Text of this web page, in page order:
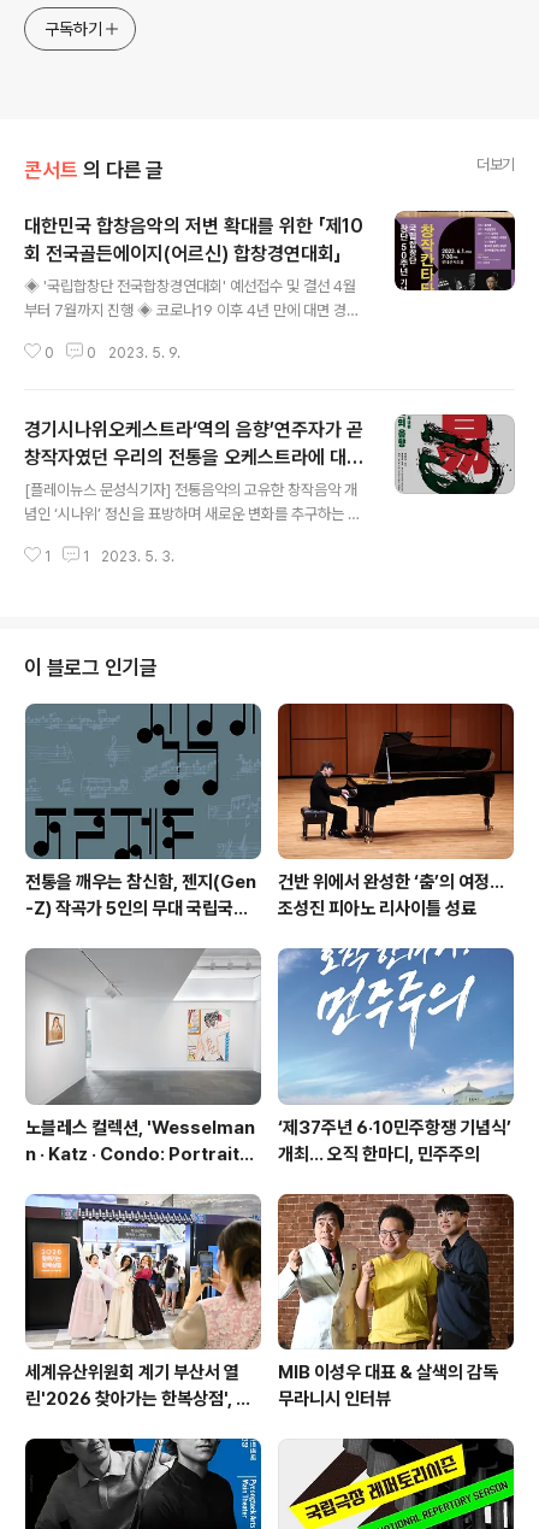
구독하기
콘서트 의 다른 글 더보기
대한민국 합창음악의 저변 확대를 위한 「제10
회 전국골든에이지(어르신) 합창경연대회」
◈ '국립합창단 전국합창경연대회' 예선접수 및 결선 4월
부터 7월까지 진행 ◈ 코로나19 이후 4년 만에 대면 경연
창음악 발전에 기여하고자 마련한 대회 ◈ 문체부 박보균
경연대회」 「제5회 전국소년소녀합창경연대회」선보여 세대
별 합창 체험 활동을 장려하는 '2023 국립합창단 전국합
창경연대회' [플레이뉴스 문성식기자] 국립합창단(단장 겸
예술감독 윤의중)은 합창 체험 활동을 통해 문화정서를 함
양 하고 국내 합창음악의 저변을 확대를 위한 '2023 국립
합창단 전국합창경연대회'를 개최한다. 이번 '2023 전국
0 0 2023. 5. 9.
경기시나위오케스트라‘역의 음향’연주자가 곧
창작자였던 우리의 전통을 오케스트라에 대입
즉흥과 창작을 넘나드는 ‘관현악적 시나위’를
선보인다
[플레이뉴스 문성식기자] 전통음악의 고유한 창작음악 개
념인 ‘시나위’ 정신을 표방하며 새로운 변화를 추구하는 경
국립극장 해오름극장에서 '역(易)의 음향' 공연을 진행한
의 전통을 오케스트라에 대입하여 즉흥과 창작의 ‘관현악
적 시나위’를 최초로 선보인다. 악보를 보며 연주하는 방법
에서 벗어나 경기시나위오케스트라 단원들이 능동적인 음
악의 주체로 참여하여 악단의 정체성을 가장 분명하게 제
시하는 공연으로, 단원들 모두가 참여하여 공동 창작한 음
악들로 구성되었다. 이번 공연은 국내 최고의 즉..
1 1 2023. 5. 3.
이 블로그 인기글
전통을 깨우는 참신함, 젠지(Gen
-Z) 작곡가 5인의 무대 국립국악
트'
건반 위에서 완성한 ‘춤’의 여정…
조성진 피아노 리사이틀 성료
노블레스 컬렉션, 'Wesselman
n · Katz · Condo: Portraits i
‘제37주년 6·10민주항쟁 기념식’
개최… 오직 한마디, 민주주의
세계유산위원회 계기 부산서 열
린'2026 찾아가는 한복상점', 역
MIB 이성우 대표 & 살색의 감독
무라니시 인터뷰